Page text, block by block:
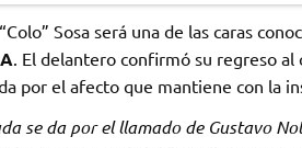
Sosa será una de las caras
. El delantero confirmó su regreso al
por el afecto que mantiene con la
se da por el llamado de Gustavo